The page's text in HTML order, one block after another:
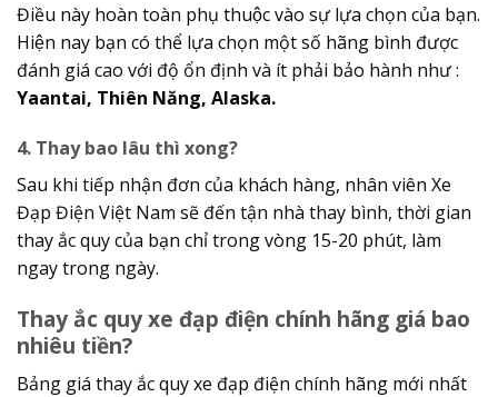
Điều này hoàn toàn phụ thuộc vào sự lựa chọn của bạn.
Hiện nay bạn có thể lựa chọn một số hãng bình được
đánh giá cao với độ ổn định và ít phải bảo hành như :
Yaantai, Thiên Năng, Alaska.
4. Thay bao lâu thì xong?
Sau khi tiếp nhận đơn của khách hàng, nhân viên Xe
Đạp Điện Việt Nam sẽ đến tận nhà thay bình, thời gian
thay ắc quy của bạn chỉ trong vòng 15-20 phút, làm
ngay trong ngày.
Thay ắc quy xe đạp điện chính hãng giá bao
nhiêu tiền?
Bảng giá thay ắc quy xe đạp điện chính hãng mới nhất